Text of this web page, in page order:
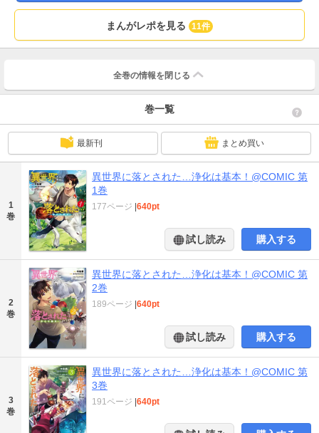
ふもふ」パラダイス状態！？だが、翔は実は彼らが伝説の魔獣や精霊だとは一
切気づいていない。さらに、主（あるじ）として慕われていることを！ポジテ
まんがレポを見る 11件
全巻の情報を 閉じる
巻一覧
最新刊 まとめ買い
1
巻
異世界に落とされた…浄化は基本！@COMIC 第
1巻
177ページ |640pt
試し読み 購入する
2
巻
異世界に落とされた…浄化は基本！@COMIC 第
2巻
189ページ |640pt
試し読み 購入する
3
巻
異世界に落とされた…浄化は基本！@COMIC 第
3巻
191ページ |640pt